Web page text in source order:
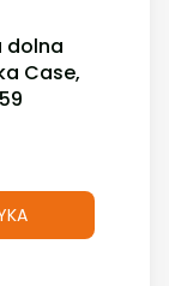
dolna
Case,